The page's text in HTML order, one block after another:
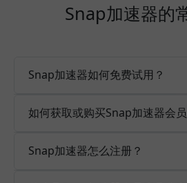
Snap加速器的
Snap加速器如何免费试用？
如何获取或购买Snap加速器会
Snap加速器怎么注册？